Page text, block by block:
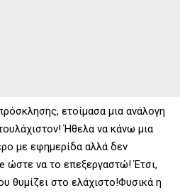
ετοίμασα μια ανάλογη
Ήθελα να κάνω μια
με εφημερίδα αλλά δεν
ώστε να το επεξεργαστώ! Έτσι,
θυμίζει στο ελάχιστο!Φυσικά η